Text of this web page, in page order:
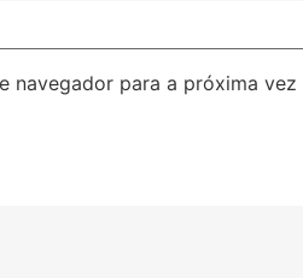
navegador para a próxima vez